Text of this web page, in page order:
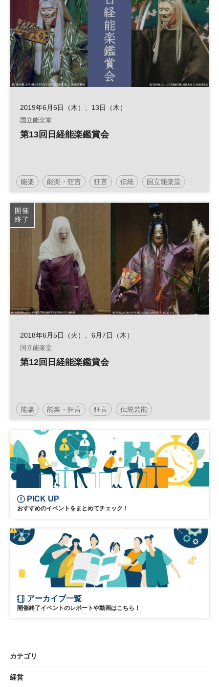
2019年6月6日（木）、13日（木）
国立能楽堂
第13回日経能楽鑑賞会
能楽 能楽・狂言 狂言 伝統 国立能楽堂
伝統芸能
開催
終了
2018年6月5日（火）、6月7日（木）
国立能楽堂
第12回日経能楽鑑賞会
能楽 能楽・狂言 狂言 伝統芸能
PICK UP
おすすめのイベントをまとめてチェック！
アーカイブ一覧
開催終了イベントのレポートや動画はこちら！
カテゴリ
経営